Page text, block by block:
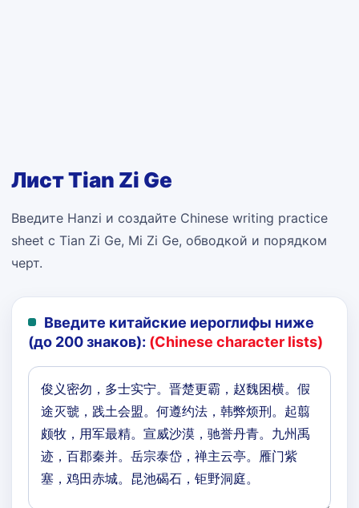
Лист Tian Zi Ge
Введите Hanzi и создайте Chinese writing practice
sheet с Tian Zi Ge, Mi Zi Ge, обводкой и порядком
черт.
Введите китайские иероглифы ниже
(до 200 знаков): (Chinese character lists)